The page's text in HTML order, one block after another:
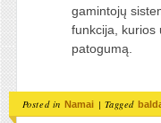
gamintojų
funkcija, kurios
patogumą.
Posted in Namai | Tagged